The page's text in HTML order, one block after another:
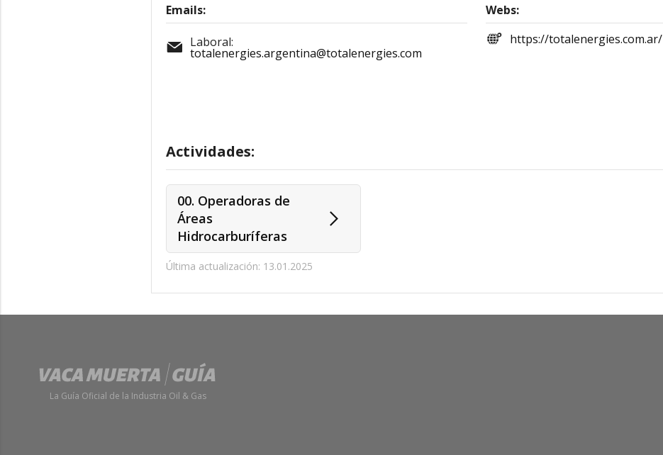
Emails:
Laboral:
totalenergies.argentina@totalenergies.com
Webs:
https://totalenergies.com.ar/
Actividades:
00. Operadoras de
Áreas
Hidrocarburíferas
Última actualización: 13.01.2025
La Guía Oficial de la Industria Oil & Gas